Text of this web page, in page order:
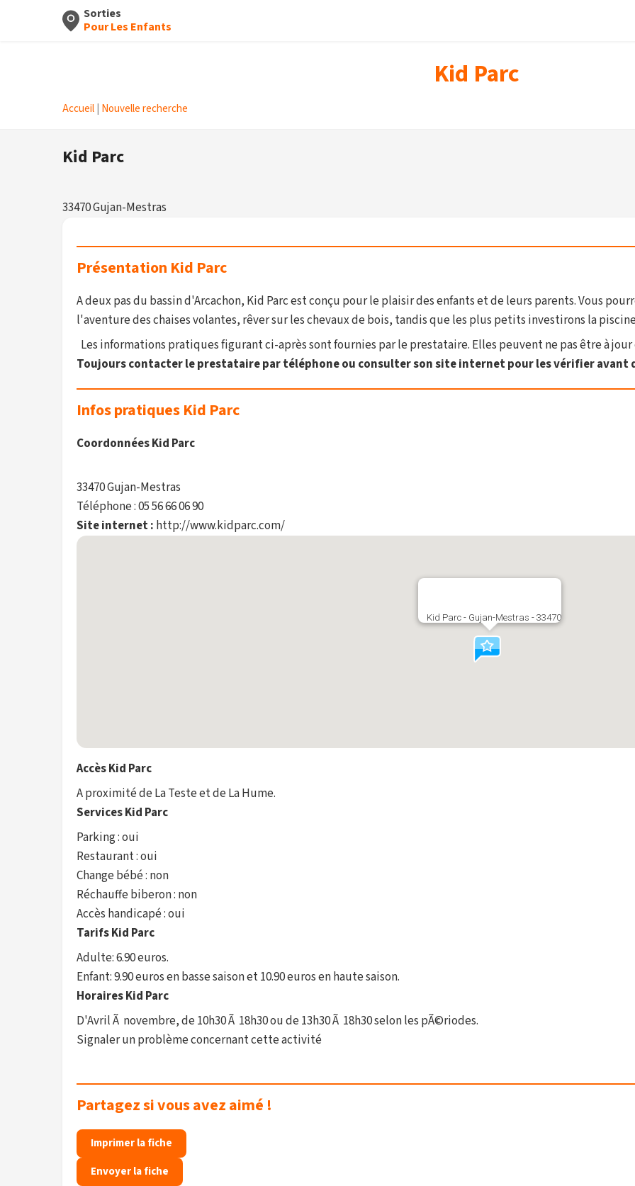
Sorties
Pour Les Enfants
Kid Parc
Accueil Nouvelle recherche
Kid Parc
33470 Gujan-Mestras
Présentation Kid Parc
A deux pas du bassin d'Arcachon, Kid Parc est conçu pour le plaisir des enfants et de leurs parents. Vous
l'aventure des chaises volantes, rêver sur les chevaux de bois, tandis que les plus petits investirons la
Les informations pratiques figurant ci-après sont fournies par le prestataire. Elles peuvent ne pas être à
Toujours contacter le prestataire par téléphone ou consulter son site internet pour les vérifier avant
Infos pratiques Kid Parc
Coordonnées Kid Parc
33470 Gujan-Mestras
Téléphone : 05 56 66 06 90
Site internet : http://www.kidparc.com/
Kid Parc - Gujan-Mestras - 33470
Accès Kid Parc
A proximité de La Teste et de La Hume.
Services Kid Parc
Parking : oui
Restaurant : oui
Change bébé : non
Réchauffe biberon : non
Accès handicapé : oui
Tarifs Kid Parc
Adulte: 6.90 euros.
Enfant: 9.90 euros en basse saison et 10.90 euros en haute saison.
Horaires Kid Parc
D'Avril Ã novembre, de 10h30 Ã 18h30 ou de 13h30 Ã 18h30 selon les pÃ©riodes.
Signaler un problème concernant cette activité
Partagez si vous avez aimé !
Imprimer la fiche
Envoyer la fiche